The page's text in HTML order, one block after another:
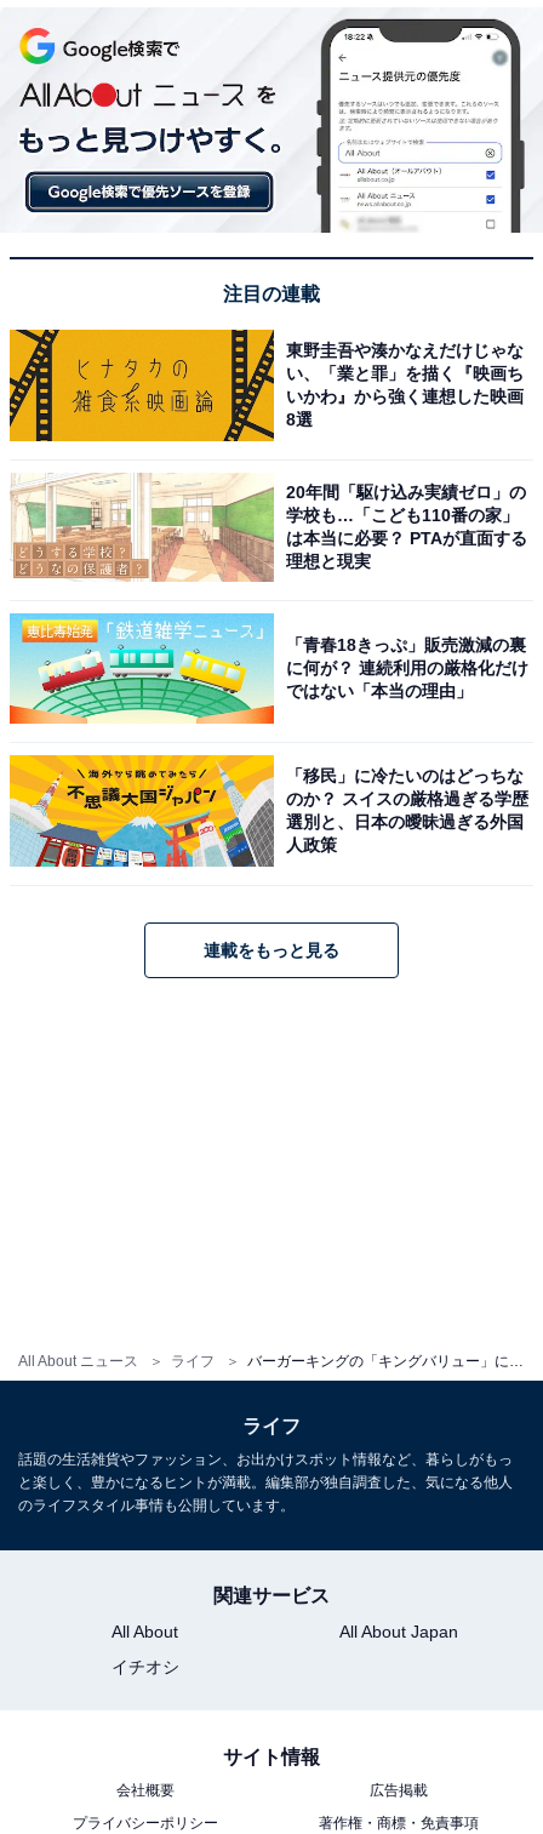
All About ニュース ライフ
スモーキーBBQワッパー Jr. セット（税込550円）
深いコクと渋みのあるスモーキーな味わいが特徴の「ブ
ルズアイ BBQソース」を使用。10月に期間限定で登場し
ていたバーガーが定番メニューになりました。
■アボカドサラダバーガー セット（税込550円）
アボカドサラダバーガー セット（税込550円）
アボカドとレタスをたっぷり使用した女性にも人気のサ
ラダバーガー。シーザードレッシングの酸味が食欲をそ
吉野家の「牛すき鍋膳」をテイクアウトして「ああ、失
【230円もお得!!】ケンタッキー、オリジナルチキン5ピ
ース「1000円パック」販売
びっくりドンキー、白米を低糖質な「カリフラワーライ
注目の連載
東野圭吾や湊かなえだけじゃな
い、「業と罪」を描く『映画ち
いかわ』から強く連想した映画
8選
20年間「駆け込み実績ゼロ」の
学校も…「こども110番の家」
は本当に必要？ PTAが直面する
理想と現実
「青春18きっぷ」販売激減の裏
に何が？ 連続利用の厳格化だけ
ではない「本当の理由」
「移民」に冷たいのはどっちな
のか？ スイスの厳格過ぎる学歴
選別と、日本の曖昧過ぎる外国
人政策
連載をもっと見る
ライフ
話題の生活雑貨やファッション、お出かけスポット情報など、暮らしがもっ
と楽しく、豊かになるヒントが満載。編集部が独自調査した、気になる他人
のライフスタイル事情も公開しています。
関連サービス
All About
All About Japan
イチオシ
サイト情報
会社概要
広告掲載
プライバシーポリシー
著作権・商標・免責事項